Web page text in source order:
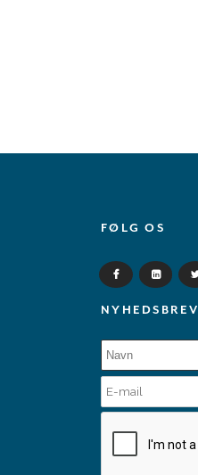
FØLG OS
NYHEDSBREV